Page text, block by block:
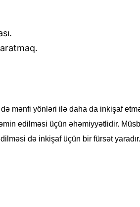
mənfi yönləri ilə daha da inkişaf
edilməsi üçün əhəmiyyətlidir.
də inkişaf üçün bir fürsət